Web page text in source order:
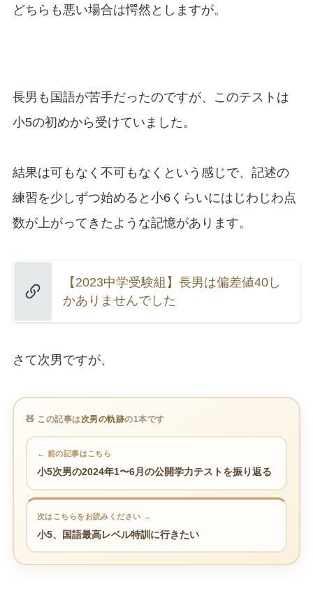
どちらも悪い場合は愕然としますが。
長男も国語が苦手だったのですが、このテストは
小5の初めから受けていました。
結果は可もなく不可もなくという感じで、記述の
練習を少しずつ始めると小6くらいにはじわじわ点
数が上がってきたような記憶があります。
【2023中学受験組】長男は偏差値40し
かありませんでした
さて次男ですが、
🧸 この記事は次男の軌跡の1本です
← 前の記事はこちら
小5次男の2024年1〜6月の公開学力テストを振り返る
次はこちらをお読みください →
小5、国語最高レベル特訓に行きたい